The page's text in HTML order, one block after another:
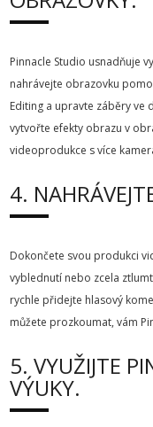
Pinnacle Studio usnadňuje
nahrávejte obrazovku
Editing a upravte záběry ve
vytvořte efekty obrazu v
videoprodukce s více
4.
Dokončete svou produkci
vyblednutí nebo zcela
rychle přidejte hlasový
můžete prozkoumat, vám
5. VYUŽIJTE
VÝUKY.